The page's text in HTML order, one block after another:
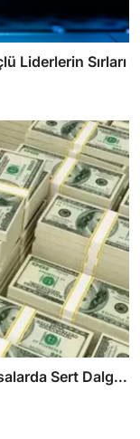
Liderlerin Sırları
Sert Dalg...